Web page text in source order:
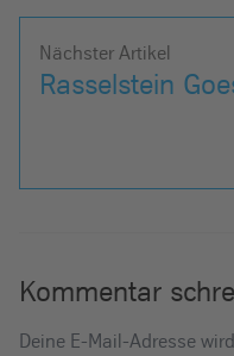
Nächster Artikel
Rasselstein
Kommentar
Deine E-Mail-Adresse